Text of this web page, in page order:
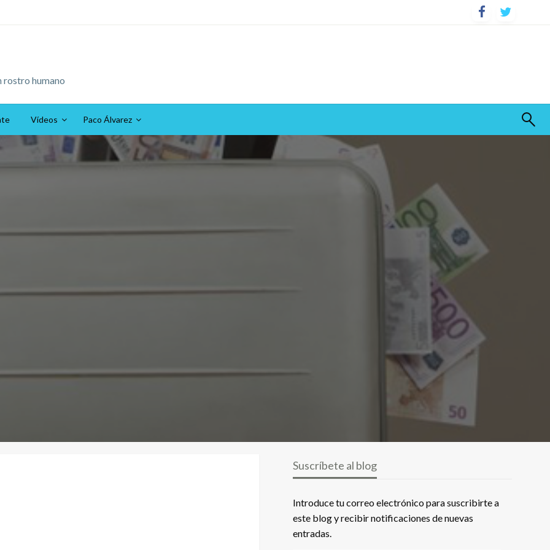
rostro humano
Vídeos Paco Álvarez
Suscríbete al blog
Introduce tu correo electrónico para suscribirte a
este blog y recibir notificaciones de nuevas
entradas.